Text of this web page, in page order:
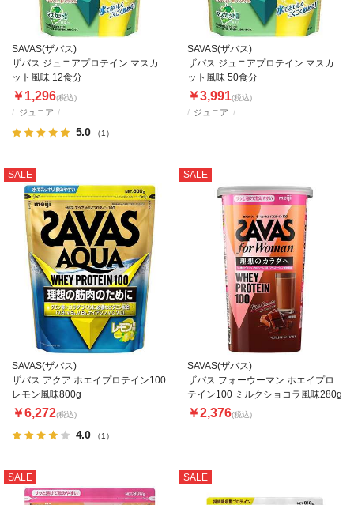
ジュニア
5.0 （1）
SAVAS(ザバス)
ザバス ジュニアプロテイン マスカ
ット風味 12食分
￥1,296(税込)
ジュニア
SAVAS(ザバス)
ザバス ジュニアプロテイン マスカ
ット風味 50食分
￥3,991(税込)
SALE
4.0 （1）
SAVAS(ザバス)
ザバス アクア ホエイプロテイン100
レモン風味800g
￥6,272(税込)
SALE
SAVAS(ザバス)
ザバス フォーウーマン ホエイプロ
テイン100 ミルクショコラ風味280g
￥2,376(税込)
SALE SALE